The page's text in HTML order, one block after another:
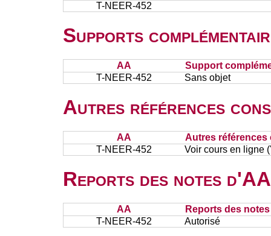
T-NEER-452
Supports
AA
Support
T-NEER-452
Sans objet
Autres références
AA
Autres références
T-NEER-452
Voir cours en ligne
Reports des notes
AA
Reports des
T-NEER-452
Autorisé